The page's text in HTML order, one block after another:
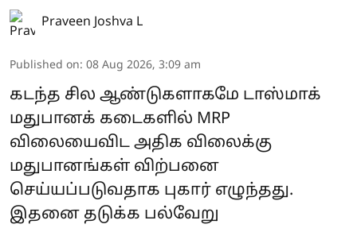
Praveen Joshva L
Published on: 08 Aug 2026, 3:09 am
கடந்த சில ஆண்டுகளாகமே டாஸ்மாக்
மதுபானக் கடைகளில் MRP
விலையைவிட அதிக விலைக்கு
மதுபானங்கள் விற்பனை
செய்யப்படுவதாக புகார் எழுந்தது.
இதனை தடுக்க பல்வேறு